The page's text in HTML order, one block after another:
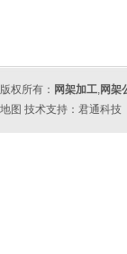
版权所有： 网架加工,网架
地图 技术支持： 君通科技